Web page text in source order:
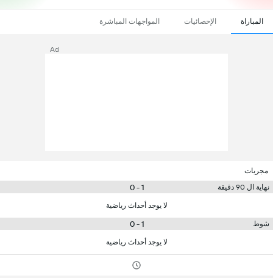
المباراة الإحصائيات المواجهات المباشرة
Ad
مجريات
نهاية ال 90 دقيقة
1 - 0
لا يوجد أحداث رياضية
شوط 1 - 0
لا يوجد أحداث رياضية